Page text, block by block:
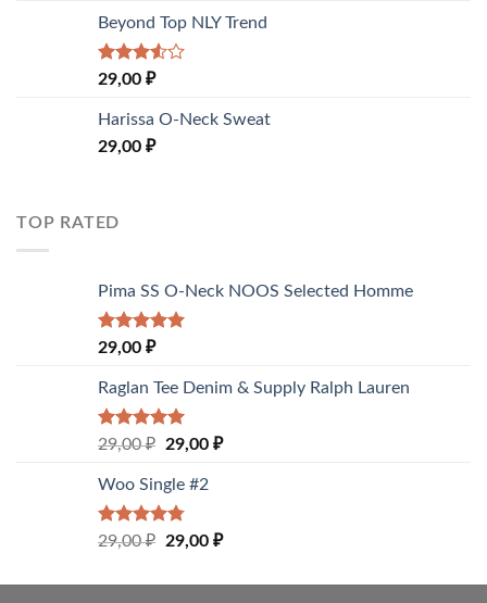
Beyond Top NLY Trend
Rated
of 5
29,00 ₽
Harissa O-Neck Sweat
29,00 ₽
TOP RATED
Pima SS O-Neck NOOS Selected Homme
Rated5.00
29,00 ₽
Raglan Tee Denim & Supply Ralph Lauren
Rated5.00
29,00₽ 29,00 ₽
Woo Single #2
Rated4.75
29,00₽ 29,00 ₽